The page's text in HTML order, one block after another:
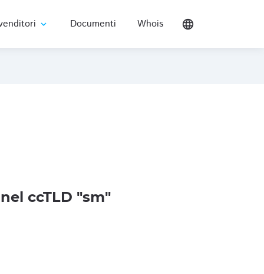
expand_more Documenti Whois language
ccTLD "sm"